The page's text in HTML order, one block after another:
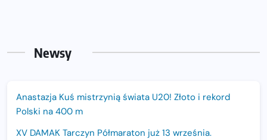
Newsy
Anastazja Kuś mistrzynią świata U20! Złoto i rekord
Polski na 400 m
XV DAMAK Tarczyn Półmaraton już 13 września.